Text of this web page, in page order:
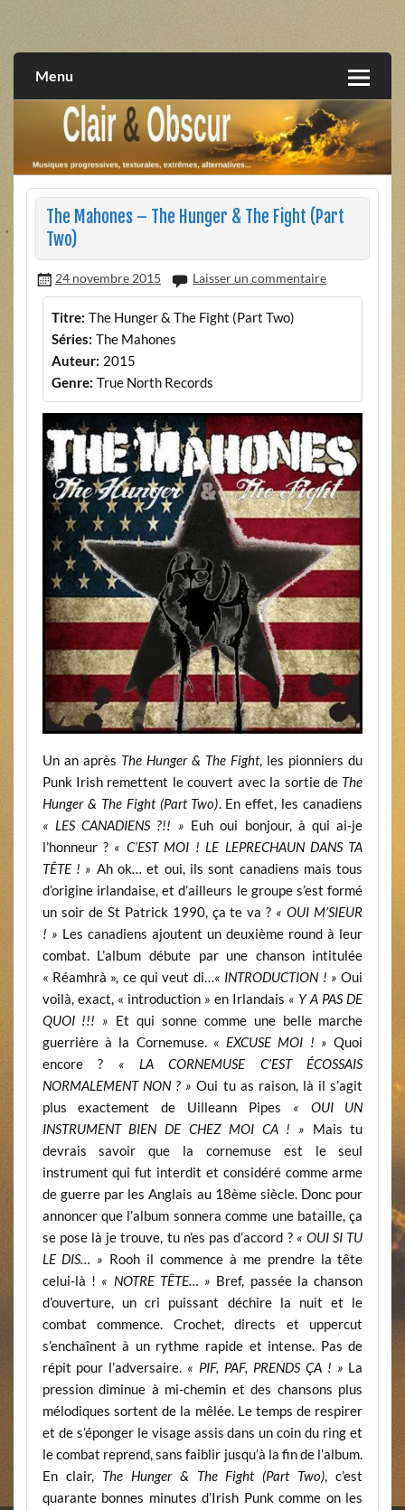
extrêmes, alternatives, texturales
Menu
The Mahones – The Hunger & The Fight (Part
Two)
24 novembre 2015 Laisser un commentaire
Titre: The Hunger & The Fight (Part Two)
Séries: The Mahones
Auteur: 2015
Genre: True North Records
Un an après The Hunger & The Fight, les pionniers du
Punk Irish remettent le couvert avec la sortie de The
Hunger & The Fight (Part Two). En effet, les canadiens
« LES CANADIENS ?!! » Euh oui bonjour, à qui ai-je
l’honneur ? « C’EST MOI ! LE LEPRECHAUN DANS TA
TÊTE ! » Ah ok… et oui, ils sont canadiens mais tous
d’origine irlandaise, et d’ailleurs le groupe s’est formé
un soir de St Patrick 1990, ça te va ? « OUI M’SIEUR
! » Les canadiens ajoutent un deuxième round à leur
combat. L’album débute par une chanson intitulée
« Réamhrà », ce qui veut di…« INTRODUCTION ! » Oui
voilà, exact, « introduction » en Irlandais « Y A PAS DE
QUOI !!! » Et qui sonne comme une belle marche
guerrière à la Cornemuse. « EXCUSE MOI ! » Quoi
encore ? « LA CORNEMUSE C’EST ÉCOSSAIS
NORMALEMENT NON ? » Oui tu as raison, là il s’agit
plus exactement de Uilleann Pipes « OUI UN
INSTRUMENT BIEN DE CHEZ MOI CA ! » Mais tu
devrais savoir que la cornemuse est le seul
instrument qui fut interdit et considéré comme arme
de guerre par les Anglais au 18ème siècle. Donc pour
annoncer que l’album sonnera comme une bataille, ça
se pose là je trouve, tu n’es pas d’accord ? « OUI SI TU
LE DIS… » Rooh il commence à me prendre la tête
celui-là ! « NOTRE TÊTE… » Bref, passée la chanson
d’ouverture, un cri puissant déchire la nuit et le
combat commence. Crochet, directs et uppercut
s’enchaînent à un rythme rapide et intense. Pas de
répit pour l’adversaire. « PIF, PAF, PRENDS ÇA ! » La
pression diminue à mi-chemin et des chansons plus
mélodiques sortent de la mêlée. Le temps de respirer
et de s’éponger le visage assis dans un coin du ring et
le combat reprend, sans faiblir jusqu’à la fin de l’album.
En clair, The Hunger & The Fight (Part Two), c’est
quarante bonnes minutes d’Irish Punk comme on les